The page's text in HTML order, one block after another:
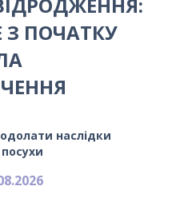
З ПОЧАТКУ
наслідки